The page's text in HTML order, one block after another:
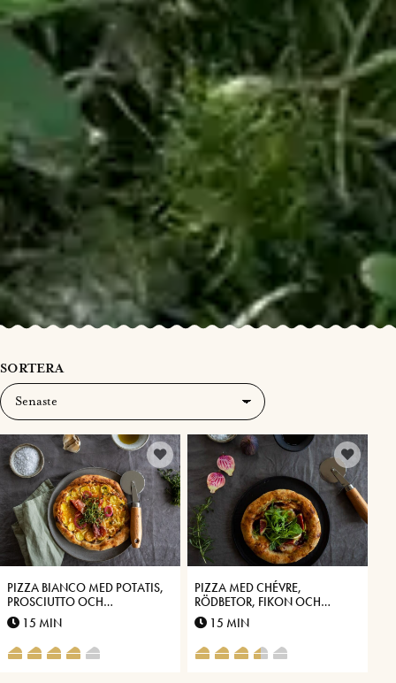
SORTERA
PIZZA BIANCO MED POTATIS,
PROSCIUTTO OCH
VÄSTERBOTTENSOST®
15 MIN
PIZZA MED CHÉVRE,
RÖDBETOR, FIKON OCH
VÄSTERBOTTENSOST®
15 MIN